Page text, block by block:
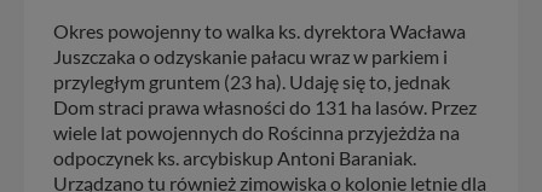
Okres powojenny to walka ks. dyrektora Wacława
Juszczaka o odzyskanie pałacu wraz w parkiem i
przyległym gruntem (23 ha). Udaję się to, jednak
Dom straci prawa własności do 131 ha lasów. Przez
wiele lat powojennych do Rościnna przyjeżdża na
odpoczynek ks. arcybiskup Antoni Baraniak.
Urządzano tu również zimowiska o kolonie letnie dla